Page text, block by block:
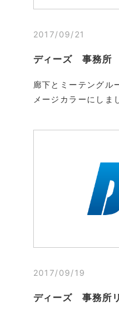
2017/09/21
ディーズ 事務
廊下とミーテングル
メージカラーにしま
2017/09/19
ディーズ 事務